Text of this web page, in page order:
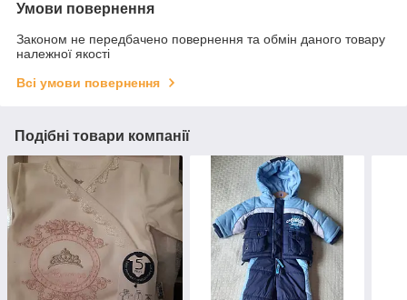
Умови повернення
Законом не передбачено повернення та обмін даного товару
належної якості
Всі умови повернення
Подібні товари компанії